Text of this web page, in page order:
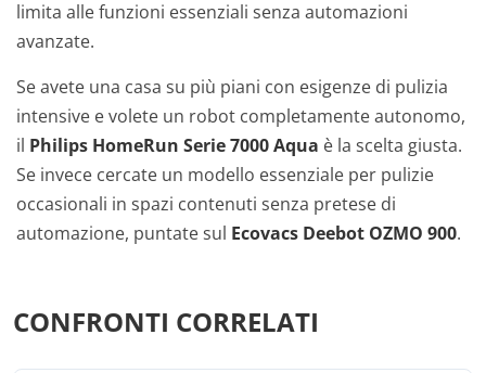
limita alle funzioni essenziali senza automazioni
avanzate.
Se avete una casa su più piani con esigenze di pulizia
intensive e volete un robot completamente autonomo,
il Philips HomeRun Serie 7000 Aqua è la scelta giusta.
Se invece cercate un modello essenziale per pulizie
occasionali in spazi contenuti senza pretese di
automazione, puntate sul Ecovacs Deebot OZMO 900.
CONFRONTI CORRELATI